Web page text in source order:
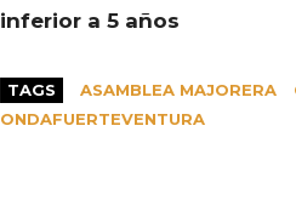
inferior a 5 años
TAGS ASAMBLEA MAJORERA
ONDAFUERTEVENTURA